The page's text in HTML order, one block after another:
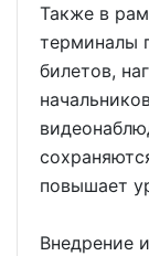
Также в
терминалы
билетов,
повышает
Внедрение